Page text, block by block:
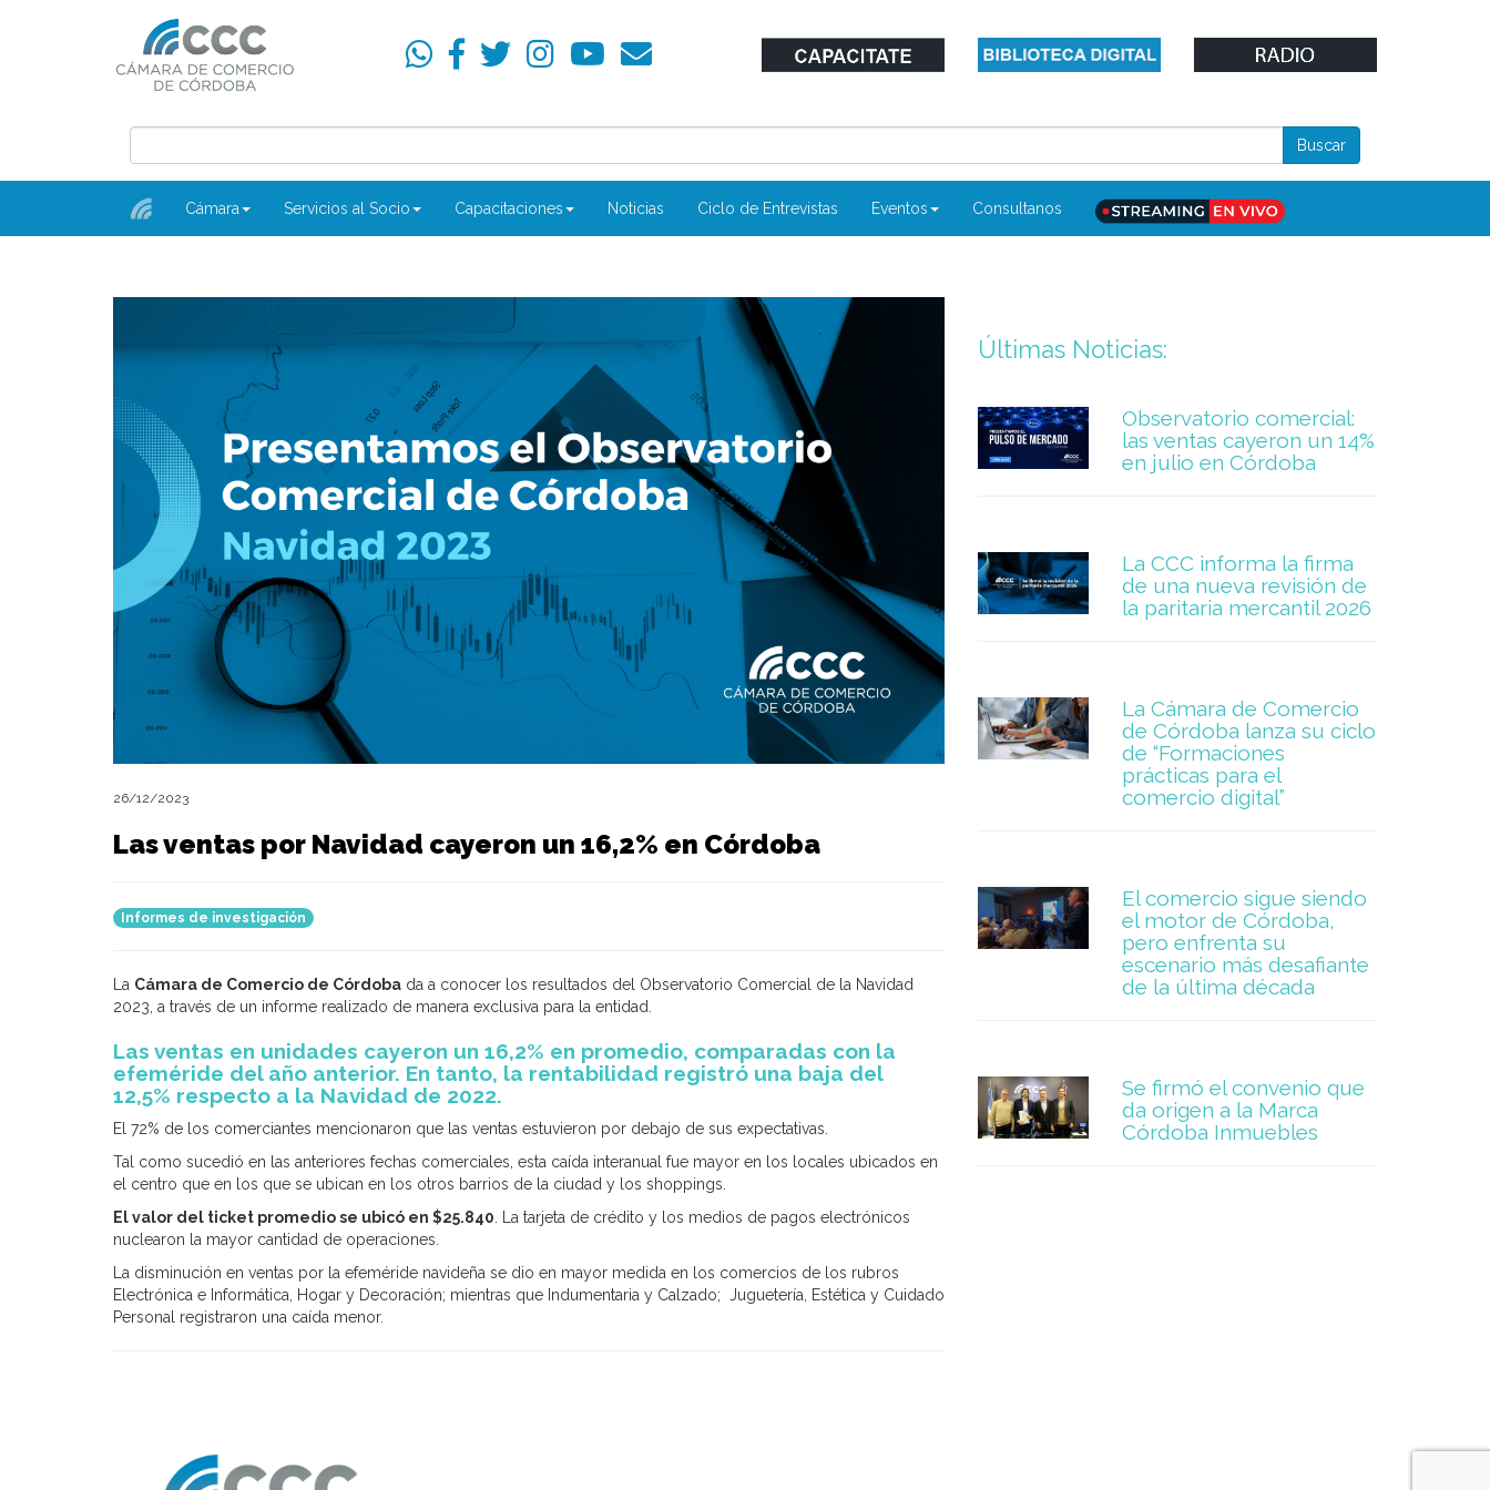
Cámara Servicios al Socio Capacitaciones Noticias Ciclo de Entrevistas Eventos Consultanos
26/12/2023
Las ventas por Navidad cayeron un 16,2% en Córdoba
Informes de investigación
La Cámara de Comercio de Córdoba da a conocer los resultados del Observatorio Comercial de la Navidad
2023, a través de un informe realizado de manera exclusiva para la entidad.
Las ventas en unidades cayeron un 16,2% en promedio, comparadas con la
efeméride del año anterior. En tanto, la rentabilidad registró una baja del
12,5% respecto a la Navidad de 2022.
El 72% de los comerciantes mencionaron que las ventas estuvieron por debajo de sus expectativas.
Tal como sucedió en las anteriores fechas comerciales, esta caída interanual fue mayor en los locales ubicados en
el centro que en los que se ubican en los otros barrios de la ciudad y los shoppings.
El valor del ticket promedio se ubicó en $25.840. La tarjeta de crédito y los medios de pagos electrónicos
nuclearon la mayor cantidad de operaciones.
La disminución en ventas por la efeméride navideña se dio en mayor medida en los comercios de los rubros
Electrónica e Informática, Hogar y Decoración; mientras que Indumentaria y Calzado; Juguetería, Estética y Cuidado
Personal registraron una caída menor.
Últimas Noticias:
Observatorio comercial:
las ventas cayeron un 14%
en julio en Córdoba
La CCC informa la firma
de una nueva revisión de
la paritaria mercantil 2026
La Cámara de Comercio
de Córdoba lanza su ciclo
de “Formaciones
prácticas para el
comercio digital”
El comercio sigue siendo
el motor de Córdoba,
pero enfrenta su
escenario más desafiante
de la última década
Se firmó el convenio que
da origen a la Marca
Córdoba Inmuebles